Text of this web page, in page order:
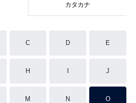
カタカナ
C D E
H J
M N O